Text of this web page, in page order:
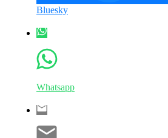
Bluesky
Whatsapp